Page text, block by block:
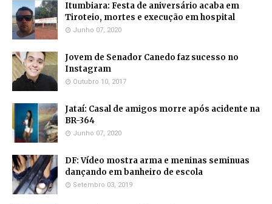
Itumbiara: Festa de aniversário acaba em
Tiroteio, mortes e execução em hospital
Junho 07, 2020
Jovem de Senador Canedo faz sucesso no
Instagram
Outubro 10, 2017
Jataí: Casal de amigos morre após acidente na
BR-364
Junho 07, 2020
DF: Vídeo mostra arma e meninas seminuas
dançando em banheiro de escola
Setembro 03, 2019